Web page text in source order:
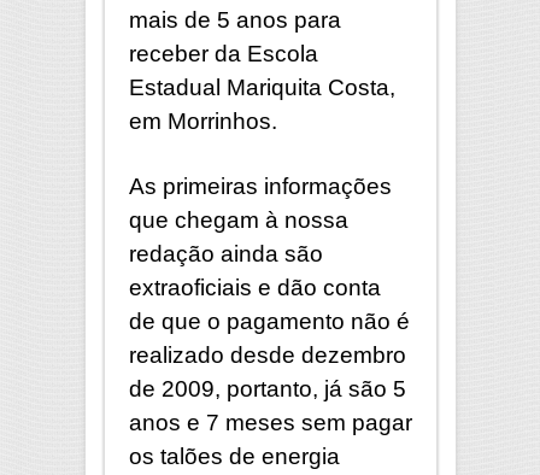
mais de 5 anos para
receber da Escola
Estadual Mariquita Costa,
em Morrinhos.
As primeiras informações
que chegam à nossa
redação ainda são
extraoficiais e dão conta
de que o pagamento não é
realizado desde dezembro
de 2009, portanto, já são 5
anos e 7 meses sem pagar
os talões de energia